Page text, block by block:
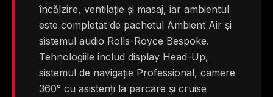
încălzire, ventilație și masaj, iar ambientul
este completat de pachetul Ambient Air și
sistemul audio Rolls-Royce Bespoke.
Tehnologiile includ display Head-Up,
sistemul de navigație Professional, camere
360° cu asistenți la parcare și cruise